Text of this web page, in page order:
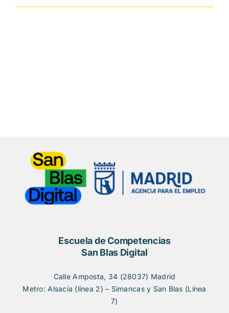
Escuela de Competencias
San Blas Digital
Calle Amposta, 34 (28037) Madrid
Metro: Alsacia (línea 2) – Simancas y San Blas (Línea
7)